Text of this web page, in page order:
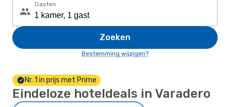
Gasten
Zoeken
Bestemming wijzigen?
Nr. 1 in prijs met Prime
Eindeloze hoteldeals in Varadero